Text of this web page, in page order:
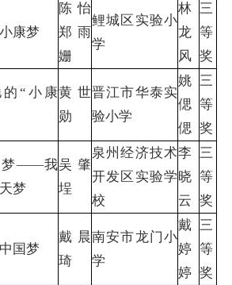
康梦
陈怡
郑雨
姗
鲤城区实验小
学
林
龙
风
三
等
奖
的“小康黄世
勋
晋江市华泰实
验小学
姚
偲
偲
三
等
奖
梦——我
梦
吴肇
埕
泉州经济技术
开发区实验学
校
李
晓
云
三
等
奖
国梦
戴晨
琦
南安市龙门小
学
戴
婷
婷
三
等
奖